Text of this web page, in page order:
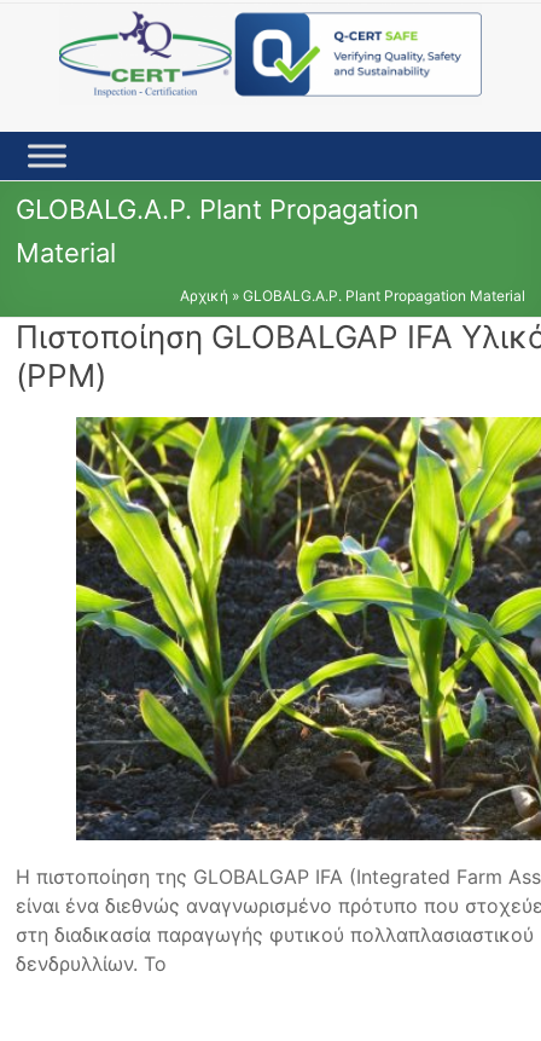
content
GLOBALG.A.P. Plant Propagation
Material
Αρχική » GLOBALG.A.P. Plant Propagation Material
Πιστοποίηση GLOBALGAP IFA
(PPM)
Η πιστοποίηση της GLOBALGAP IFA (Integrated Farm
είναι ένα διεθνώς αναγνωρισμένο πρότυπο που
στη διαδικασία παραγωγής φυτικού
δενδρυλλίων. Το